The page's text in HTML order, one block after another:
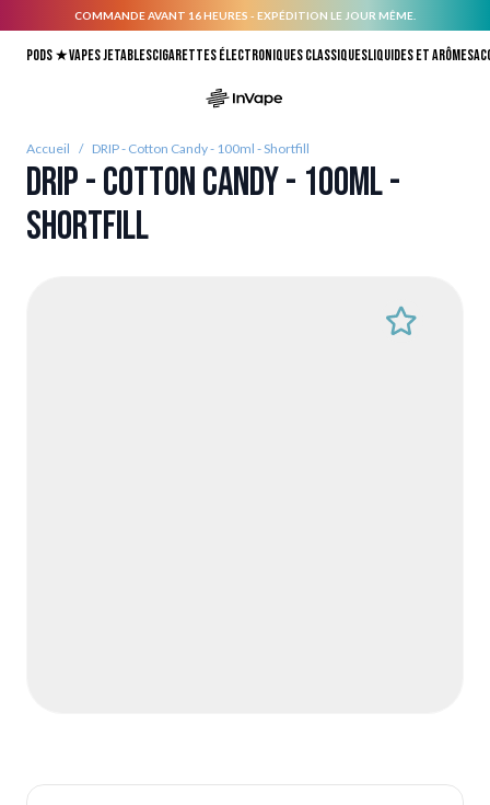
COMMANDE AVANT 16 HEURES - EXPÉDITION LE JOUR MÊME.
Pods ★Vapes jetablesCigarettes électroniques classiquesLiquides et arômes
Accueil / DRIP - Cotton Candy - 100ml - Shortfill
DRIP - Cotton Candy - 100ml -
Shortfill